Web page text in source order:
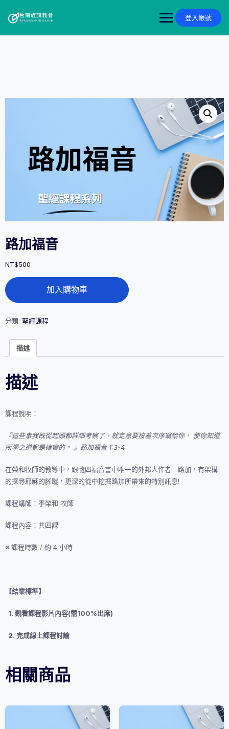
content
登入帳號
路加福音
NT$500
路
加
福
數
加入購物車
分類: 聖經課程
描述
描述
課程說明：
『這些事我既從起頭都詳細考察了，就定意要按着次序寫給你， 使你知道
所學之道都是確實的。 』路加福音 1:3-4
在榮和牧師的教導中，跟隨四福音書中唯一的外邦人作者—路加，有架構
的探尋耶穌的腳蹤，更深的從中挖掘路加所帶來的特別訊息!
課程講師：季榮和 牧師
課程內容：共四課
※ 課程時數 / 約 4 小時
【結業標準】
1. 觀看課程影片內容(需100%出席)
2. 完成線上課程討論
相關商品